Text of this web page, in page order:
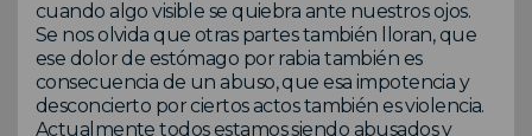
cuando algo visible se quiebra ante nuestros ojos.
Se nos olvida que otras partes también lloran, que
ese dolor de estómago por rabia también es
consecuencia de un abuso, que esa impotencia y
desconcierto por ciertos actos también es violencia.
Actualmente todos estamos siendo abusados y